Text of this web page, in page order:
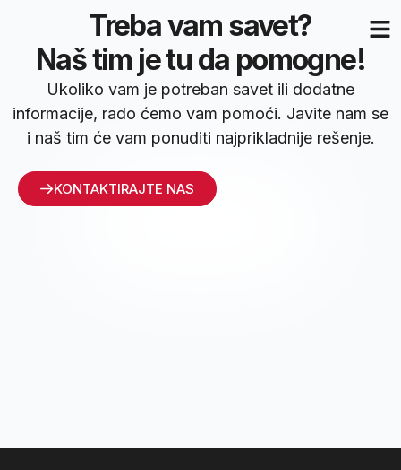
Treba vam savet?
Naš tim je tu da pomogne!
Ukoliko vam je potreban savet ili dodatne
informacije, rado ćemo vam pomoći. Javite nam se
i naš tim će vam ponuditi najprikladnije rešenje.
KONTAKTIRAJTE NAS